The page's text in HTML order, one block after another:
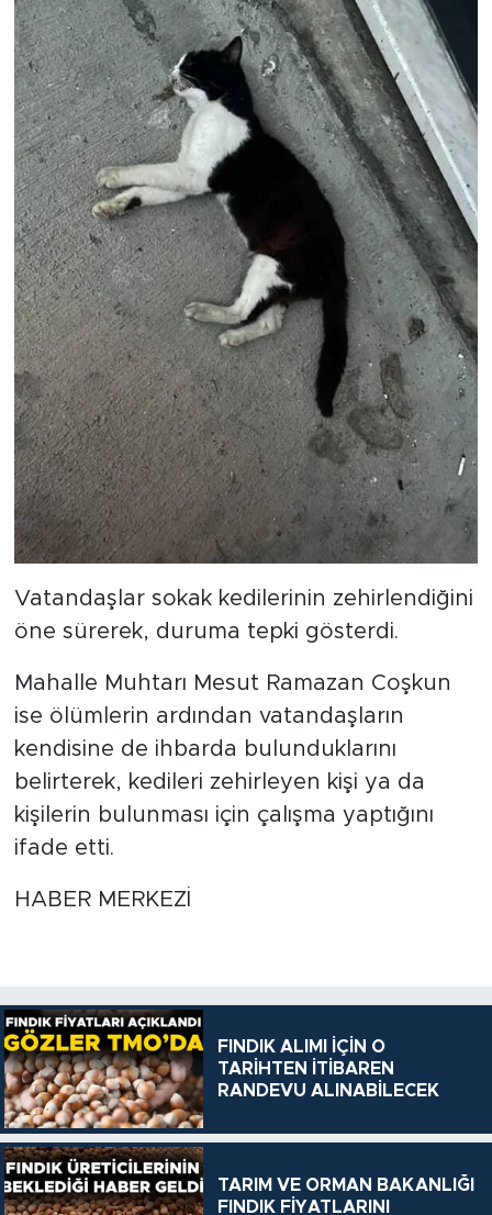
Vatandaşlar sokak kedilerinin zehirlendiğini
öne sürerek, duruma tepki gösterdi.
Mahalle Muhtarı Mesut Ramazan Coşkun
ise ölümlerin ardından vatandaşların
kendisine de ihbarda bulunduklarını
belirterek, kedileri zehirleyen kişi ya da
kişilerin bulunması için çalışma yaptığını
ifade etti.
HABER MERKEZİ
FINDIK ALIMI İÇİN O
TARİHTEN İTİBAREN
RANDEVU ALINABİLECEK
TARIM VE ORMAN BAKANLIĞI
FINDIK FİYATLARINI